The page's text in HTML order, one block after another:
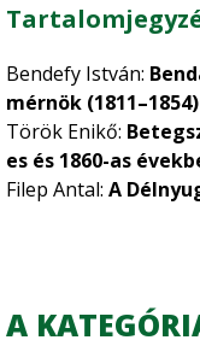
Bendefy István:
mérnök (1811–1854)
Török Enikő:
es és 1860-as
Filep Antal: A
sajátosságai a
kataszteri
kataszteri
Timár Gábor:
A